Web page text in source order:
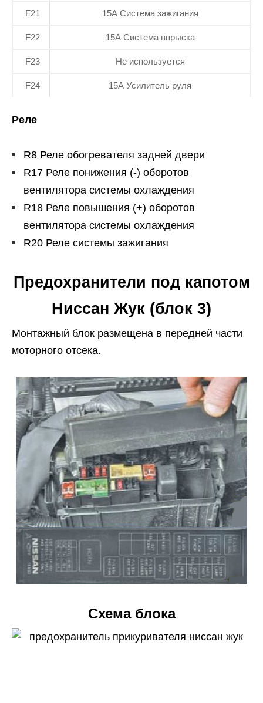
F21 15А Система зажигания
F22 15А Система впрыска
F23 Не используется
F24 15А Усилитель руля
Реле
R8 Реле обогревателя задней двери
R17 Реле понижения (-) оборотов
вентилятора системы охлаждения
R18 Реле повышения (+) оборотов
вентилятора системы охлаждения
R20 Реле системы зажигания
Предохранители под капотом
Ниссан Жук (блок 3)
Монтажный блок размещена в передней части
моторного отсека.
Схема блока